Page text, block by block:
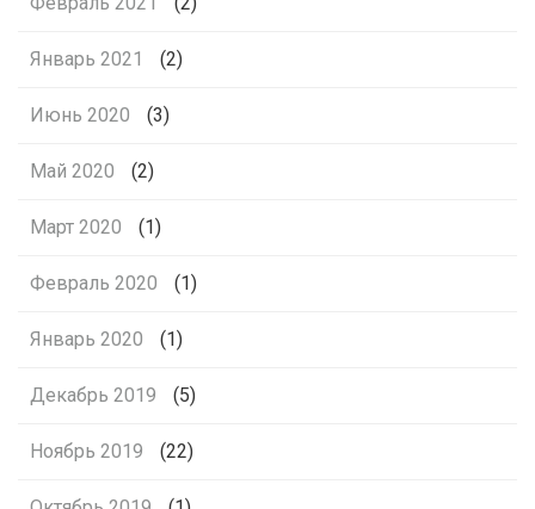
Январь 2021 (2)
Июнь 2020 (3)
Май 2020 (2)
Март 2020 (1)
Февраль 2020 (1)
Январь 2020 (1)
Декабрь 2019 (5)
Ноябрь 2019 (22)